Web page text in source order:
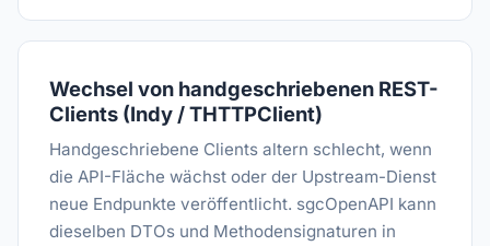
Wechsel von handgeschriebenen REST-
Clients (Indy / THTTPClient)
Handgeschriebene Clients altern schlecht, wenn
die API-Fläche wächst oder der Upstream-Dienst
neue Endpunkte veröffentlicht. sgcOpenAPI kann
dieselben DTOs und Methodensignaturen in